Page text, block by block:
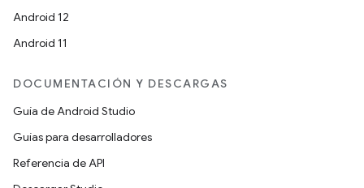
Android 12
Android 11
DOCUMENTACIÓN Y DESCARGAS
Guía de Android Studio
Guías para desarrolladores
Referencia de API